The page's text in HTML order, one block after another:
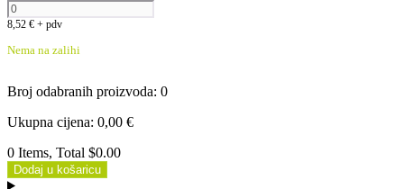
8,52 € + pdv
Nema na zalihi
Broj odabranih proizvoda: 0
Ukupna cijena: 0,00 €
0 Items, Total $0.00
Dodaj u košaricu